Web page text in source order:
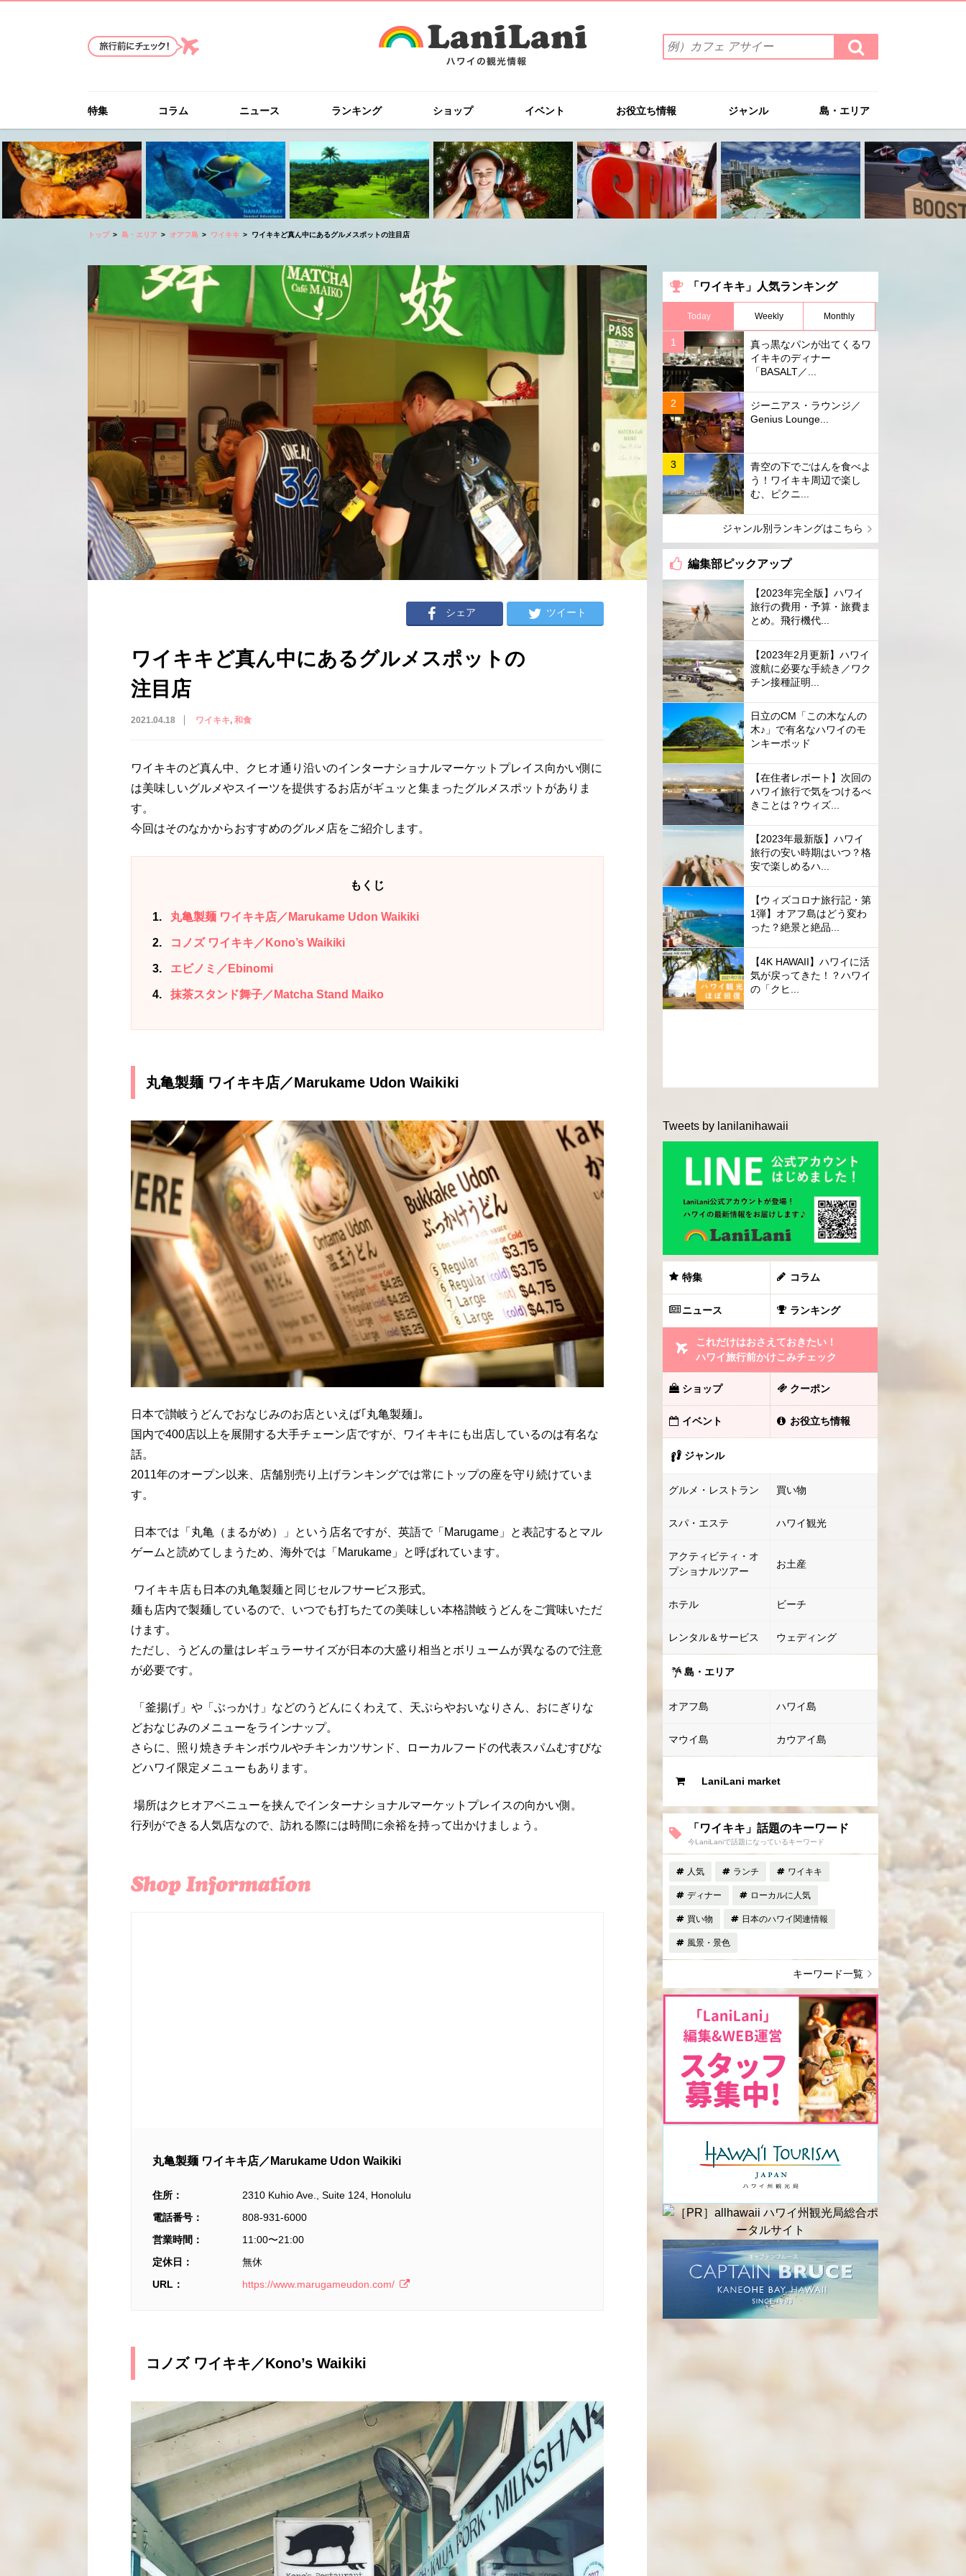
索
ワ
を
入
力
(例）
カ
フ
ェ
イ
ー
検
索
す
特集 コラム ニュース ランキング ショップ イベント お役立ち情報 ジャンル 島・エリア
トップ 島・エリア オアフ島 ワイキキ ワイキキど真ん中にあるグルメスポットの注目店
シェア ツイート
ワイキキど真ん中にあるグルメスポットの
注目店
2021.04.18 ワイキキ 和食
ワイキキのど真ん中、クヒオ通り沿いのインターナショナルマーケットプレイス向かい側に
は美味しいグルメやスイーツを提供するお店がギュッと集まったグルメスポットがありま
す。
今回はそのなかからおすすめのグルメ店をご紹介します。
もくじ
1 丸亀製麺 ワイキキ店／Marukame Udon Waikiki
2 コノズ ワイキキ／Kono’s Waikiki
3 エビノミ／Ebinomi
4 抹茶スタンド舞子／Matcha Stand Maiko
丸亀製麺 ワイキキ店／Marukame Udon Waikiki
日本で讃岐うどんでおなじみのお店といえば｢丸亀製麺｣。
国内で400店以上を展開する大手チェーン店ですが、ワイキキにも出店しているのは有名な
話。
2011年のオープン以来、店舗別売り上げランキングでは常にトップの座を守り続けていま
す。
日本では「丸亀（まるがめ）」という店名ですが、英語で「 Marugame 」と表記するとマル
ゲームと読めてしまうため、海外では「 Marukame 」と呼ばれています。
ワイキキ店も日本の丸亀製麺と同じセルフサービス形式。
麺も店内で製麺しているので、いつでも打ちたての美味しい本格讃岐うどんをご賞味いただ
けます。
ただし、うどんの量はレギュラーサイズが日本の大盛り相当とボリュームが異なるので注意
が必要です。
「釜揚げ」や「ぶっかけ」などのうどんにくわえて、天ぷらやおいなりさん、おにぎりな
どおなじみのメニューをラインナップ。
さらに、照り焼きチキンボウルやチキンカツサンド、ローカルフードの代表スパムむすびな
どハワイ限定メニューもあります。
場所はクヒオアベニューを挟んでインターナショナルマーケットプレイスの向かい側。
行列ができる人気店なので、訪れる際には時間に余裕を持って出かけましょう。
丸亀製麺 ワイキキ店／Marukame Udon Waikiki
住所：
2310 Kuhio Ave., Suite 124, Honolulu
電話番号：
808-931-6000
営業時間：
11:00〜21:00
定休日：
無休
URL：
https://www.marugameudon.com/
コノズ ワイキキ／Kono’s Waikiki
「ワイキキ」人気ランキング
Today Weekly Monthly
真っ黒なパンが出てくるワ
イキキのディナー
「BASALT／...
ジーニアス・ラウンジ／
Genius Lounge...
青空の下でごはんを食べよ
う！ワイキキ周辺で楽し
む、ピクニ...
ジャンル別ランキングはこちら
編集部ピックアップ
【2023年完全版】ハワイ
旅行の費用・予算・旅費ま
とめ。飛行機代...
【2023年2月更新】ハワイ
渡航に必要な手続き／ワク
チン接種証明...
日立のCM「この木なんの
木♪」で有名なハワイのモ
ンキーポッド
【在住者レポート】次回の
ハワイ旅行で気をつけるべ
きことは？ウィズ...
【2023年最新版】ハワイ
旅行の安い時期はいつ？格
安で楽しめるハ...
【ウィズコロナ旅行記・第
1弾】オアフ島はどう変わ
った？絶景と絶品...
【4K HAWAII】ハワイに活
気が戻ってきた！？ハワイ
の「クヒ...
Tweets by lanilanihawaii
特集 コラム
ニュース ランキング
これだけはおさえておきたい！
ハワイ旅行前かけこみチェック
ショップ クーポン
イベント お役立ち情報
ジャンル
グルメ・レストラン 買い物
スパ・エステ ハワイ観光
アクティビティ・オ
プショナルツアー
お土産
ホテル ビーチ
レンタル＆サービス ウェディング
島・エリア
オアフ島 ハワイ島
マウイ島 カウアイ島
LaniLani market
「ワイキキ」話題のキーワード
今LaniLaniで話題になっているキーワード
人気 ランチ ワイキキ
ディナー ローカルに人気
買い物 日本のハワイ関連情報
風景・景色
キーワード一覧